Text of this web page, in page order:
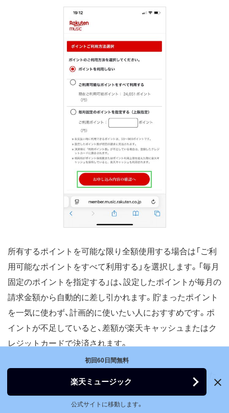
所有するポイントを可能な限り全額使用する場合は「ご利
用可能なポイントをすべて利用する」を選択します。「毎月
固定のポイントを指定する」は、設定したポイントが毎月の
請求金額から自動的に差し引かれます。貯まったポイント
を一気に使わず、計画的に使いたい人におすすめです。ポ
イントが不足していると、差額が楽天キャッシュまたはク
レジットカードで決済されます。
初回60日間無料
楽天ミュージック
公式サイトに移動します。